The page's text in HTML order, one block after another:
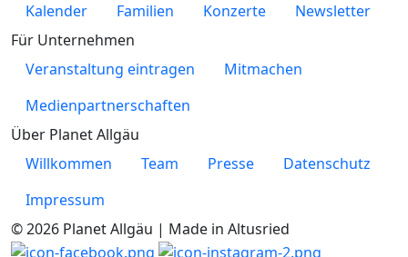
Kalender
Familien Konzerte
Newsletter
Für Unternehmen
Veranstaltung eintragen
Mitmachen
Medienpartnerschaften
Über Planet Allgäu
Willkommen
Team Presse
Datenschutz
Impressum
© 2026 Planet Allgäu | Made in Altusried